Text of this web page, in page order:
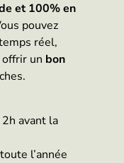
et 100% en
pouvez
réel,
un bon
avant la
l’année